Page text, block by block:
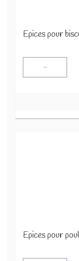
Epices pour
-
Epices pour